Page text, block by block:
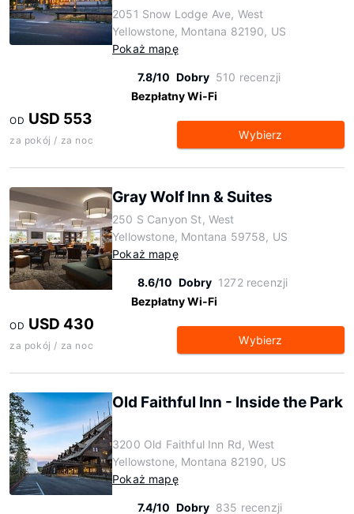
2051 Snow Lodge Ave, West
Yellowstone, Montana 82190, US
Pokaż mapę
7.8/10 Dobry 510 recenzji
Bezpłatny Wi-Fi
OD USD 553
za pokój / za noc Wybierz
Gray Wolf Inn & Suites
250 S Canyon St, West
Yellowstone, Montana 59758, US
Pokaż mapę
8.6/10 Dobry 1272 recenzji
Bezpłatny Wi-Fi
OD USD 430
za pokój / za noc Wybierz
Old Faithful Inn - Inside the Park
3200 Old Faithful Inn Rd, West
Yellowstone, Montana 82190, US
Pokaż mapę
7.4/10 Dobry 835 recenzji